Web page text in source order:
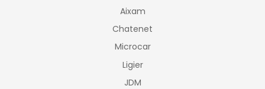
Aixam
Chatenet
Microcar
Ligier
JDM